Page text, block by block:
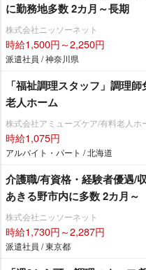
に勤務地多数 2カ月～長期
株式会社ニッソーネット
時給1,500円～2,250円
派遣社員 / 神奈川県
「福祉調理スタッフ」調理
老人ホーム
株式会社アミューズケア/有料老人ホ
時給1,075円
アルバイト・パート / 北海道
介護職/有資格・経験者優遇/
あきる野市内に多数 2カ月～
株式会社ニッソーネット
時給1,730円～2,287円
派遣社員 / 東京都